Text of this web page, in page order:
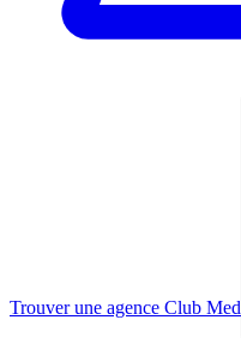
Trouver une agence Club Med